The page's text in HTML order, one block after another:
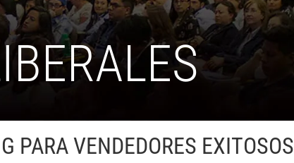
PARA VENDEDORES EXITOSOS